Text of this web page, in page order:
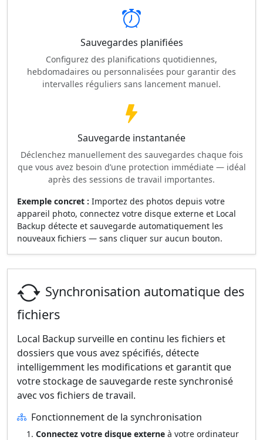
Sauvegardes planifiées
Configurez des planifications quotidiennes,
hebdomadaires ou personnalisées pour garantir des
intervalles réguliers sans lancement manuel.
Sauvegarde instantanée
Déclenchez manuellement des sauvegardes chaque fois
que vous avez besoin d’une protection immédiate — idéal
après des sessions de travail importantes.
Exemple concret : Importez des photos depuis votre
appareil photo, connectez votre disque externe et Local
Backup détecte et sauvegarde automatiquement les
nouveaux fichiers — sans cliquer sur aucun bouton.
Synchronisation automatique des
fichiers
Local Backup surveille en continu les fichiers et
dossiers que vous avez spécifiés, détecte
intelligemment les modifications et garantit que
votre stockage de sauvegarde reste synchronisé
avec vos fichiers de travail.
Fonctionnement de la synchronisation
Connectez votre disque externe à votre ordinateur